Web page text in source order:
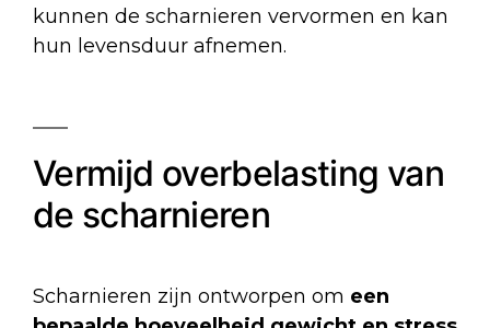
kunnen de scharnieren vervormen en kan
hun levensduur afnemen.
Vermijd overbelasting van
de scharnieren
Scharnieren zijn ontworpen om een